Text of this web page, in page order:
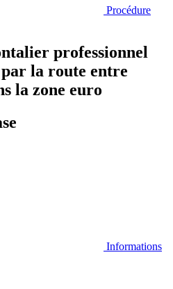
Procédure
professionnel
par la route entre
la zone euro
Informations